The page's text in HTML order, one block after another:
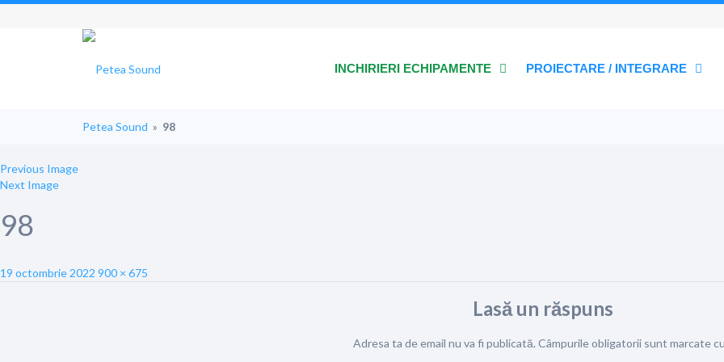
INCHIRIERI ECHIPAMENTE PROIECTARE / INTEGRARE
Petea Sound » 98
Previous Image
Next Image
98
Posted
19 octombrie 2022 Full
900 × 675
Lasă un răspuns
Adresa ta de email nu va fi publicată. Câmpurile obligatorii sunt marcate cu